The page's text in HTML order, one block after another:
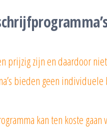
prijzig zijn en daardoor
bieden geen
kan ten koste